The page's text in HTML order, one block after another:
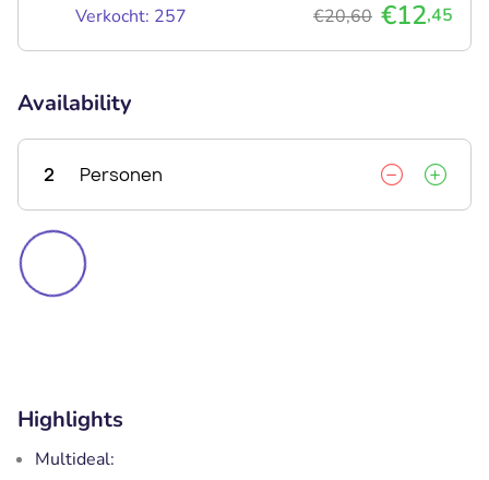
Verkocht: 257 €20,60 €12,45
Availability
2 Personen
Highlights
Multideal: